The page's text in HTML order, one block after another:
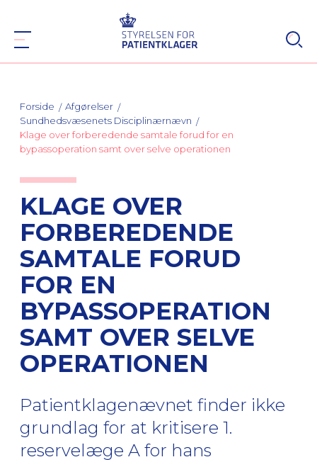
Forside
Afgørelser
Sundhedsvæsenets Disciplinærnævn
Klage over forberedende samtale forud for en
bypassoperation samt over selve operationen
KLAGE OVER
FORBEREDENDE
SAMTALE FORUD
FOR EN
BYPASSOPERATION
SAMT OVER SELVE
OPERATIONEN
Patientklagenævnet finder ikke
grundlag for at kritisere 1.
reservelæge A for hans